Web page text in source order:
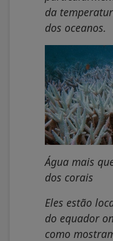
da
dos oceanos.
Água mais
dos corais
Eles estão
do equador
como